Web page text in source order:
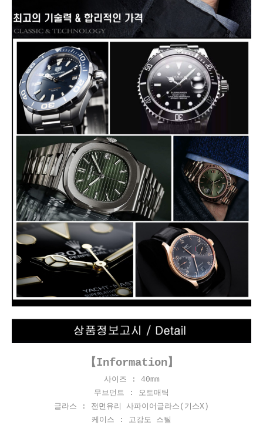
【Information】
사이즈 : 40mm
무브먼트 : 오토매틱
글라스 : 전면유리 사파이어글라스(기스X)
케이스 : 고강도 스틸